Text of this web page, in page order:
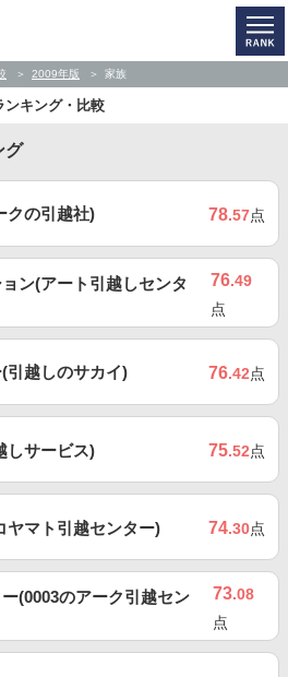
2009年版 家族
ンキング・比較
グ
クの引越社) 78.57点
ン(アート引越しセンタ
76.49
点
引越しのサカイ) 76.42点
しサービス) 75.52点
ヤマト引越センター) 74.30点
(0003のアーク引越セン
73.08
点